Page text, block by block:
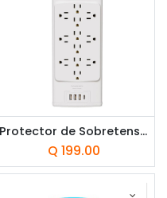
Protector de Sobretensión Forza FSP-1221USBCW 1625W 12 tomas 3 USB-A 1 USB-C 120/240V Blanco
Q 199.00